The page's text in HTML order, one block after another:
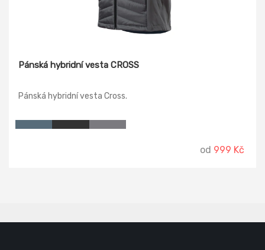
Pánská hybridní vesta CROSS
Pánská hybridní vesta Cross.
od 999 Kč